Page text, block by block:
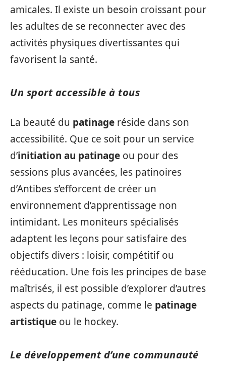
amicales. Il existe un besoin croissant pour
les adultes de se reconnecter avec des
activités physiques divertissantes qui
favorisent la santé.
Un sport accessible à tous
La beauté du patinage réside dans son
accessibilité. Que ce soit pour un service
d’initiation au patinage ou pour des
sessions plus avancées, les patinoires
d’Antibes s’efforcent de créer un
environnement d’apprentissage non
intimidant. Les moniteurs spécialisés
adaptent les leçons pour satisfaire des
objectifs divers : loisir, compétitif ou
rééducation. Une fois les principes de base
maîtrisés, il est possible d’explorer d’autres
aspects du patinage, comme le patinage
artistique ou le hockey.
Le développement d’une communauté